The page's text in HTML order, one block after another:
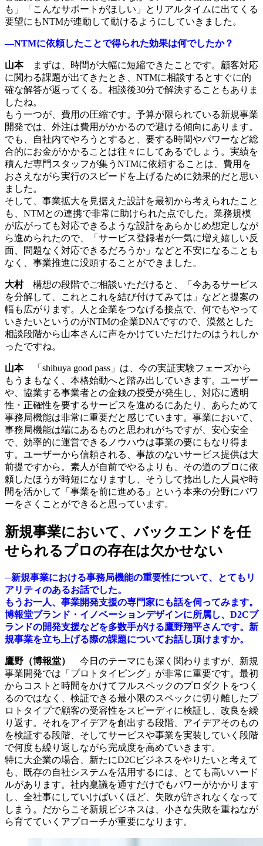
も」「こんなサポートがほしい」とリアルタイムに出てくる
要望にもNTMが連動して動けるようにしていきました。
―NTMに依頼したことで得られた効果は何でしたか？
山本まずは、時間が大幅に短縮できたことです。顧客対応
に関わる課題が出てきたとき、NTMに相談するとすぐに的
確な解答が返ってくる。相談後30分で解決することもありま
したね。
もう一つが、費用の圧縮です。予算が限られている新規事業
開発では、外注は費用がかかるので避ける傾向にあります。
でも、自社内でやろうとすると、要する時間やパワーなど総
合的にお金がかかることは往々にしてあるでしょう。実績を
積んだ専門スタッフが集うNTMに依頼することは、費用を
おさえながら実行のスピードを上げるために効果的だと思い
ました。
そして、事業拡大を見据えた設計を最初から考えられたこと
も、NTMとの連携で非常に助けられた点でした。業務規模
が広がっても対応できるような設計をあらかじめ想定しなが
ら進められたので、「サービス登録者が一気に増え嬉しい反
面、問題なく対応できるだろうか」などと不安になることも
なく、事業推進に没頭することができました。
大村構想の段階でご相談いただけると、「今あるサービス
を分解して、これとこれを結び付けてみては」などと提案の
幅も広がります。人と企業をつなげる接点で、何でもやって
いきたいというのがNTMの企業DNAですので、漠然とした
相談段階から山本さんに声をかけていただけたのはうれしか
ったですね。
山本「shibuya good pass」は、今の実証実験フェーズから
もうまもなく、本格始動へと踏み出していきます。ユーザー
や、協業する事業者との金銭の授受が発生し、対応に透明
性・正確性を要するサービスを進めるにあたり、あらためて
事務局機能は非常に重要だと感じています。事業において、
事務局機能は端にあるものと思われがちですが、安心安全
で、効率的に運営できるノウハウは事業の要にもなり得ま
す。ユーザーから信頼される、事故のないサービス提供は大
前提ですから。素人が自前でやるよりも、その道のプロに依
頼したほうが時短になりますし、そうして捻出した人員や時
間を活かして「事業を前に進める」という本来の分野にパワ
ーをさくことができると思っています。
新規事業において、バックエンドを任
せられるプロの存在は欠かせない
─新規事業における事務局機能の重要性について、とてもリ
アリティのあるお話でした。
もうお一人、事業開発支援の専門家にも話を伺ってみます。
博報堂ブランド・イノベーションデザインに所属し、D2Cブ
ランドの開発支援などを多数手がける鷹野翔平さんです。新
規事業を立ち上げる際の課題についてお話し頂けますか。
鷹野（博報堂）
今日のテーマにも深く関わりますが、新規
事業開発では「プロトタイピング」が非常に重要です。最初
からコストと時間をかけてフルスペックのプロダクトをつく
るのではなく、検証できる最小限のスペックに切り離したプ
ロトタイプで顧客の受容性をスピーディに検証し、改良を繰
り返す。それをアイデアを創出する段階、アイデアそのもの
を検証する段階、そしてサービスや事業を実装していく段階
で何度も繰り返しながら完成度を高めていきます。
特に大企業の場合、新たにD2Cビジネスをやりたいと考えて
も、既存の自社システムを活用するには、とても高いハード
ルがあります。社内稟議を通すだけでもパワーがかかります
し、全社事にしていけばいくほど、失敗が許されなくなって
しまう。だからこそ新規ビジネスは、小さな失敗を重ねなが
ら育てていくアプローチが重要になります。